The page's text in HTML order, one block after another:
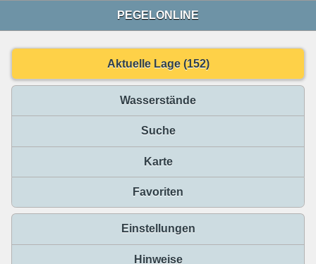
PEGELONLINE
Aktuelle Lage (152)
Wasserstände
Suche
Karte
Favoriten
Einstellungen
Hinweise